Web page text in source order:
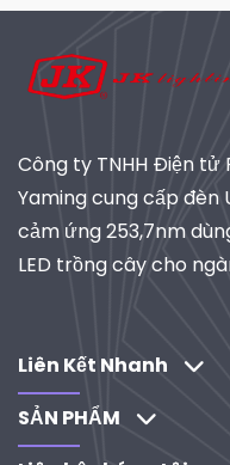
Công ty TNHH Điện tử
Yaming cung cấp đèn
cảm ứng 253,7nm
LED trồng cây cho
công nghiệp. Khám
thúc đẩy của chúng tôi.
Liên Kết Nhanh
SẢN PHẨM